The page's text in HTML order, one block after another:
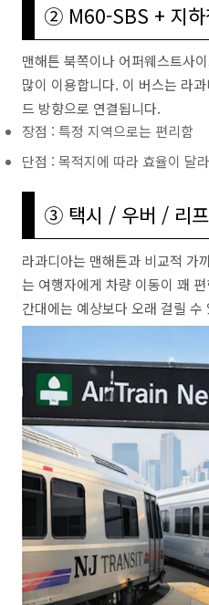
② M60-SBS + 지하
맨해튼 북쪽이나 어퍼웨스트사
많이 이용합니다. 이 버스는 라
드 방향으로 연결됩니다.
장점 : 특정 지역으로는 편리함
단점 : 목적지에 따라 효율이 달
③ 택시 / 우버 / 리
라과디아는 맨해튼과 비교적 가
는 여행자에게 차량 이동이 꽤
간대에는 예상보다 오래 걸릴 수